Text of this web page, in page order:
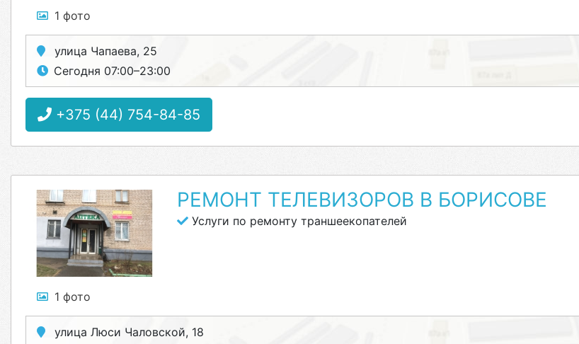
1 фото
улица Чапаева, 25
Сегодня 07:00–23:00
+375 (44) 754-84-85
1 фото
РЕМОНТ ТЕЛЕВИЗОРОВ В БОРИСОВЕ
Услуги по ремонту траншеекопателей
улица Люси Чаловской, 18